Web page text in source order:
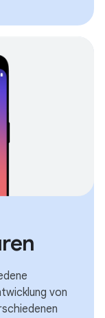
von